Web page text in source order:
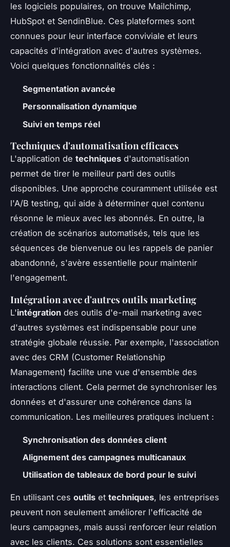
les logiciels populaires, on trouve Mailchimp,
HubSpot et SendinBlue. Ces plateformes sont
connues pour leur interface conviviale et leurs
capacités d'intégration avec d'autres systèmes.
Voici quelques fonctionnalités clés :
Segmentation avancée
Personnalisation dynamique
Suivi en temps réel
Techniques d'automatisation efficaces
L'application de techniques d'automatisation
permet de tirer le meilleur parti des outils
disponibles. Une approche couramment utilisée est
l'A/B testing, qui aide à déterminer quel contenu
résonne le mieux avec les abonnés. En outre, la
création de scénarios automatisés, tels que les
séquences de bienvenue ou les rappels de panier
abandonné, s'avère essentielle pour maintenir
l'engagement.
Intégration avec d'autres outils marketing
L'intégration des outils d'e-mail marketing avec
d'autres systèmes est indispensable pour une
stratégie globale réussie. Par exemple, l'association
avec des CRM (Customer Relationship
Management) facilite une vue d'ensemble des
interactions client. Cela permet de synchroniser les
données et d'assurer une cohérence dans la
communication. Les meilleures pratiques incluent :
Synchronisation des données client
Alignement des campagnes multicanaux
Utilisation de tableaux de bord pour le suivi
En utilisant ces outils et techniques, les entreprises
peuvent non seulement améliorer l'efficacité de
leurs campagnes, mais aussi renforcer leur relation
avec les clients. Ces solutions sont essentielles